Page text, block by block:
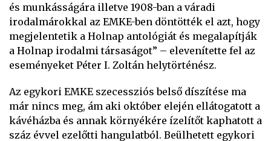
és munkásságára illetve 1908-ban a váradi
irodalmárokkal az EMKE-ben döntötték el azt, hogy
megjelentetik a Holnap antológiát és megalapítják
a Holnap irodalmi társaságot” – elevenítette fel az
eseményeket Péter I. Zoltán helytörténész.
Az egykori EMKE szecessziós belső díszítése ma
már nincs meg, ám aki október elején ellátogatott a
kávéházba és annak környékére ízelítőt kaphatott a
száz évvel ezelőtti hangulatból. Beülhetett egykori